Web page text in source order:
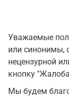
Уважаемые
или синонимы,
нецензурной
кнопку
Мы будем